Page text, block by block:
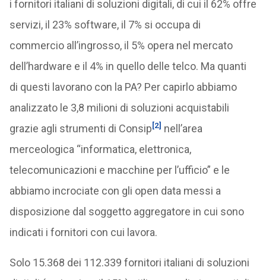
i fornitori italiani di soluzioni digitali, di cui il 62% offre
servizi, il 23% software, il 7% si occupa di
commercio all’ingrosso, il 5% opera nel mercato
dell’hardware e il 4% in quello delle telco. Ma quanti
di questi lavorano con la PA? Per capirlo abbiamo
analizzato le 3,8 milioni di soluzioni acquistabili
grazie agli strumenti di Consip[2] nell’area
merceologica “informatica, elettronica,
telecomunicazioni e macchine per l’ufficio” e le
abbiamo incrociate con gli open data messi a
disposizione dal soggetto aggregatore in cui sono
indicati i fornitori con cui lavora.
Solo 15.368 dei 112.339 fornitori italiani di soluzioni